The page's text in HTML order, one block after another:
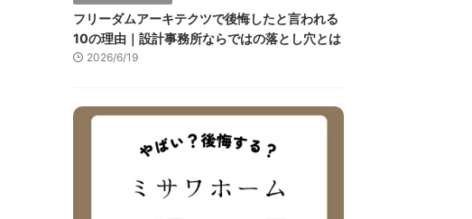
フリーダムアーキテクツで後悔したと言われる
10の理由｜設計事務所ならではの落とし穴とは
2026/6/19